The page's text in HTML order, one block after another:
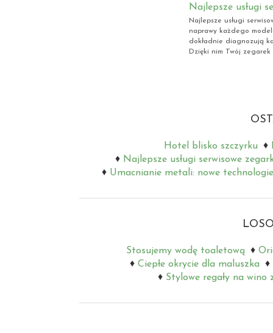
Najlepsze usługi
Najlepsze usługi
naprawy każdego
dokładnie diagnozują
Dzięki nim Twój
Hotel blisko szczyrku
Najlepsze usługi serwisowe
Umacnianie metali: nowe
Stosujemy wodę toaletową
Ciepłe okrycie dla maluszka
Stylowe regały na wino